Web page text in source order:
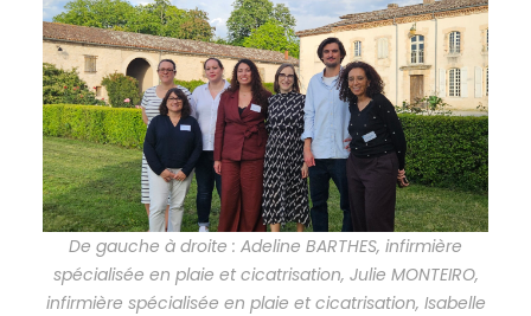
De gauche à droite : Adeline BARTHES, infirmière
spécialisée en plaie et cicatrisation, Julie MONTEIRO,
infirmière spécialisée en plaie et cicatrisation, Isabelle